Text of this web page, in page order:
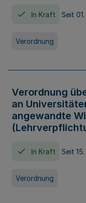
In Kraft Seit
Verordnung
Verordnung
an
angewandte
In Kraft Seit
Verordnung